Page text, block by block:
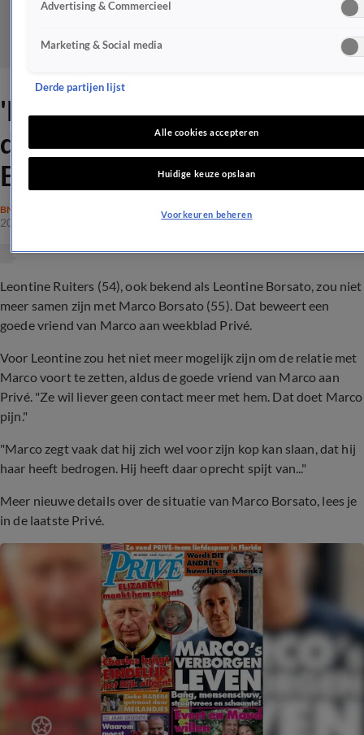
'Leontine gooit deur
definitief dicht voor Marco
Borsato'
BN'ERS
20 mei 2022, 15:13
Leontine Ruiters (54), ook bekend als Leontine Borsato, zou niet
meer samen zijn met Marco Borsato (55). Dat beweert een
goede vriend van Marco aan weekblad Privé.
Voor Leontine zou het niet meer mogelijk zijn om de relatie met
Marco voort te zetten, aldus de goede vriend van Marco aan
Privé. "Ze wil liever geen contact meer met hem. Dat doet Marco
pijn."
"Marco zegt vaak dat hij zich wel voor zijn kop kan slaan, dat hij
haar heeft bedrogen. Hij heeft daar oprecht spijt van..."
Meer nieuwe details over de situatie van Marco Borsato, lees je
in de laatste Privé.
Advertising & Commercieel
Marketing & Social media
Derde partijen lijst
Alle cookies accepteren
Huidige keuze opslaan
Voorkeuren beheren